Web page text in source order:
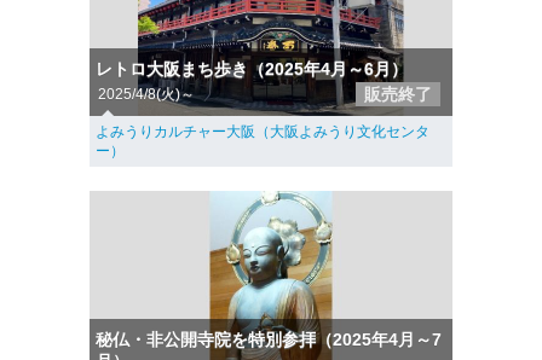
レトロ大阪まち歩き（2025年4月～6月）
2025/4/8(火)～ 販売終了
よみうりカルチャー大阪（大阪よみうり文化センタ
ー）
秘仏・非公開寺院を特別参拝（2025年4月～7